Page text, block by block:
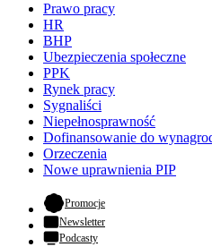
Prawo pracy
HR
BHP
Ubezpieczenia społeczne
PPK
Rynek pracy
Sygnaliści
Niepełnosprawność
Dofinansowanie do
Orzeczenia
Nowe uprawnienia PIP
Promocje- otwiera się w nowej
Newsletter
Podcasty